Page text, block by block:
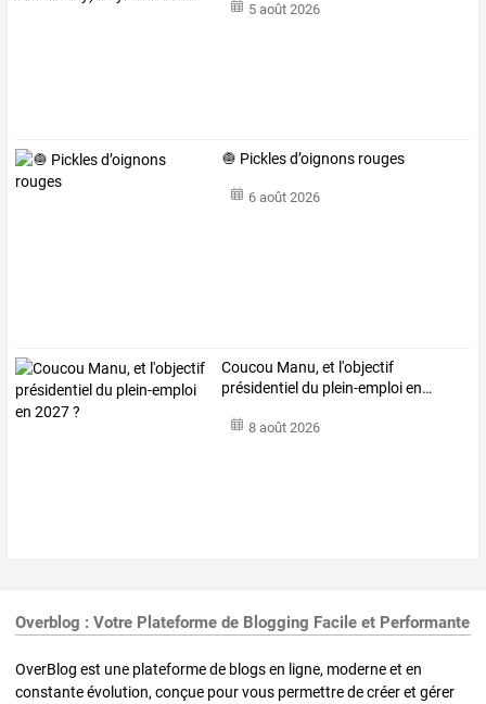
5 août 2026
🧅 Pickles d’oignons rouges
6 août 2026
Coucou Manu,et l'objectif
présidentiel du plein-emploien…
8 août 2026
Overblog : Votre Plateforme de Blogging Facile et Performante
OverBlog est une plateforme de blogs en ligne, moderne et en
constante évolution, conçue pour vous permettre de créer et gérer